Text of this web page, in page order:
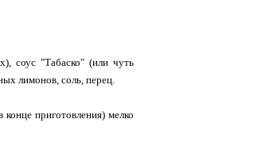
соус "Табаско" (или чуть
лимонов, соль, перец.
приготовления) мелко